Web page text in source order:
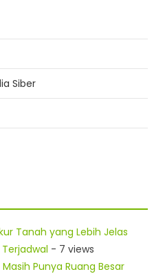
Siber
Tanah yang Lebih Jelas
- 7 views
Punya Ruang Besar